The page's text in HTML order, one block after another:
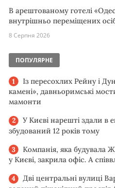
В арештованому готелі
внутрішньо переміщених
8 Серпня 2026
ПОПУЛЯРНЕ
Із пересохлих Рейну і
камені», давньоримські
мамонти
У Києві нарешті здали в
збудований 12 років тому
Компанія, яка будувала
у Києві, закрила офіс. А
Дві центральні вулиці